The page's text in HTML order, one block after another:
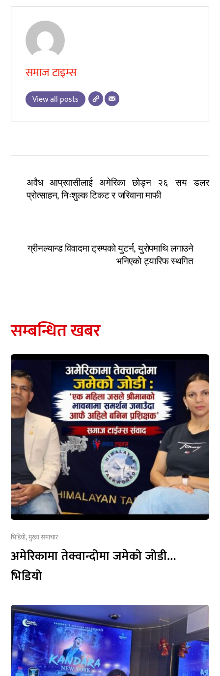
समाज टाइम्स
View all posts
अवैध आप्रवासीलाई अमेरिका छोड्न २६ सय डलर
प्रोत्साहन, निःशुल्क टिकट र जरिवाना माफी
ग्रीनल्यान्ड विवादमा ट्रम्पको युटर्न, युरोपमाथि लगाउने
भनिएको ट्यारिफ स्थगित
सम्बन्धित खबर
भिडियो,मुख्य समाचार
अमेरिकामा तेक्वान्दोमा जमेको जोडी…
भिडियो